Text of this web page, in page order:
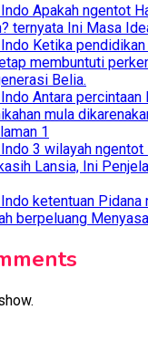
Apakah ngentot
ternyata Ini Masa
Ketika
membuntuti
Belia.
Antara percintaan
mula
1
3 wilayah ngentot
Lansia, Ini
ketentuan Pidana
berpeluang